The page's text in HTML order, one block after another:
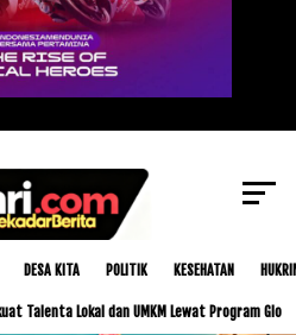
DESA KITA POLITIK KESEHATAN
Lokal dan UMKM Lewat Program Glorious Golo